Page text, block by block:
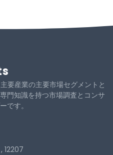
要産業の主要市場セグメントと
門知識を持つ市場調査とコンサ
です。
12207